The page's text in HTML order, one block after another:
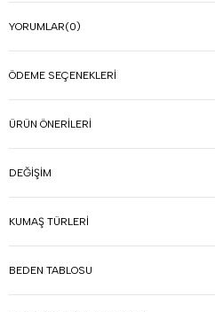
YORUMLAR(0)
ÖDEME SEÇENEKLERI
ÜRÜN ÖNERILERI
DEĞIŞIM
KUMAŞ TÜRLERI
BEDEN TABLOSU